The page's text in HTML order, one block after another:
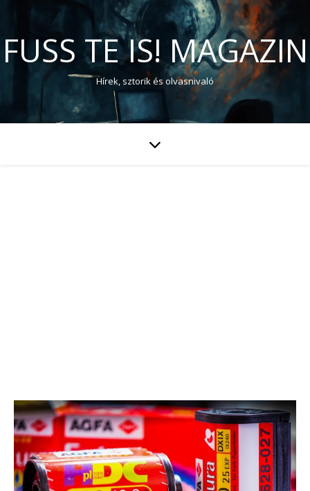
FUSS TE IS! MAGAZIN
Hírek, sztorik és olvasnivaló